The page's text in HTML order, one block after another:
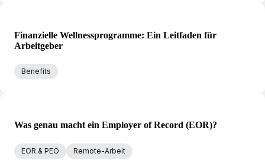
Finanzielle Wellnessprogramme: Ein Leitfaden für
Arbeitgeber
Benefits
Was genau macht ein Employer of Record (EOR)?
EOR & PEO Remote-Arbeit